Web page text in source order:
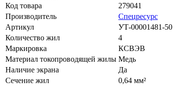
Код товара
279041
Производитель
Спецресурс
Артикул
УТ-00001481-50
Количество жил
4
Маркировка
КСВЭВ
Материал токопроводящей жилы Медь
Наличие экрана
Да
Сечение жил
0,64 мм²